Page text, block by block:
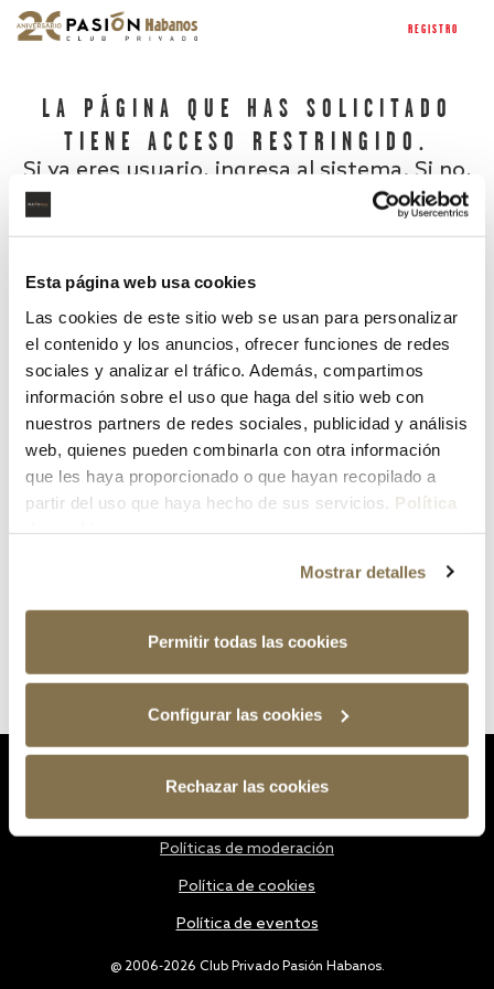
Esta página web usa cookies
Las cookies de este sitio web se usan para personalizar
el contenido y los anuncios, ofrecer funciones de redes
sociales y analizar el tráfico. Además, compartimos
información sobre el uso que haga del sitio web con
nuestros partners de redes sociales, publicidad y análisis
web, quienes pueden combinarla con otra información
que les haya proporcionado o que hayan recopilado a
partir del uso que haya hecho de sus servicios. Política
Mostrar detalles
Permitir todas las cookies
Configurar las cookies
Rechazar las cookies
REGISTRO
LA PÁGINA QUE HAS SOLICITADO
TIENE ACCESO RESTRINGIDO.
Si ya eres usuario, ingresa al sistema. Si no,
¿Has olvidado tu contraseña?
@ 2006-2026 Club Privado Pasión Habanos.
Políticas de moderación
Política de cookies
Política de eventos